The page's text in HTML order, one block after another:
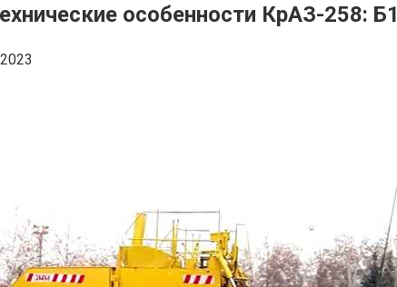
особенности КрАЗ-258: Б1